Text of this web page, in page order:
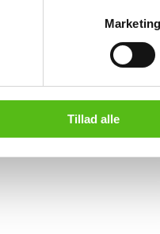
Marketing
Tillad alle